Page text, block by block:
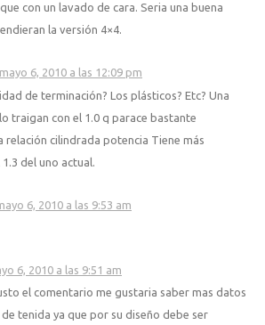
con un lavado de cara. Seria una buena
la versión 4×4.
mayo 6, 2010 a las 12:09 pm
de terminación? Los plásticos? Etc? Una
traigan con el 1.0 q parace bastante
relación cilindrada potencia Tiene más
del uno actual.
6, 2010 a las 9:53 am
6, 2010 a las 9:51 am
el comentario me gustaria saber mas datos
tenida ya que por su diseño debe ser